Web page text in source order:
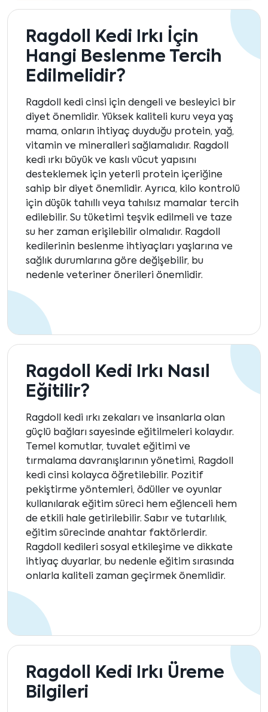
Ragdoll Kedi Irkı İçin
Hangi Beslenme Tercih
Edilmelidir?
Ragdoll kedi cinsi için dengeli ve besleyici bir
diyet önemlidir. Yüksek kaliteli kuru veya yaş
mama, onların ihtiyaç duyduğu protein, yağ,
vitamin ve mineralleri sağlamalıdır. Ragdoll
kedi ırkı büyük ve kaslı vücut yapısını
desteklemek için yeterli protein içeriğine
sahip bir diyet önemlidir. Ayrıca, kilo kontrolü
için düşük tahıllı veya tahılsız mamalar tercih
edilebilir. Su tüketimi teşvik edilmeli ve taze
su her zaman erişilebilir olmalıdır. Ragdoll
kedilerinin beslenme ihtiyaçları yaşlarına ve
sağlık durumlarına göre değişebilir, bu
nedenle veteriner önerileri önemlidir.
Ragdoll Kedi Irkı Nasıl
Eğitilir?
Ragdoll kedi ırkı zekaları ve insanlarla olan
güçlü bağları sayesinde eğitilmeleri kolaydır.
Temel komutlar, tuvalet eğitimi ve
tırmalama davranışlarının yönetimi, Ragdoll
kedi cinsi kolayca öğretilebilir. Pozitif
pekiştirme yöntemleri, ödüller ve oyunlar
kullanılarak eğitim süreci hem eğlenceli hem
de etkili hale getirilebilir. Sabır ve tutarlılık,
eğitim sürecinde anahtar faktörlerdir.
Ragdoll kedileri sosyal etkileşime ve dikkate
ihtiyaç duyarlar, bu nedenle eğitim sırasında
onlarla kaliteli zaman geçirmek önemlidir.
Ragdoll Kedi Irkı Üreme
Bilgileri